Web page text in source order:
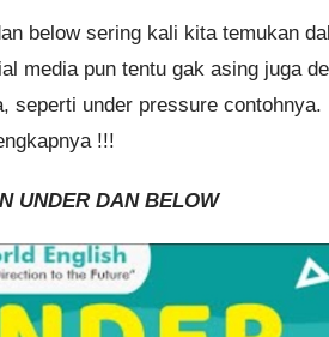
below sering kali kita temukan
media pun tentu gak asing juga
seperti under pressure
!!!
UNDER DAN BELOW